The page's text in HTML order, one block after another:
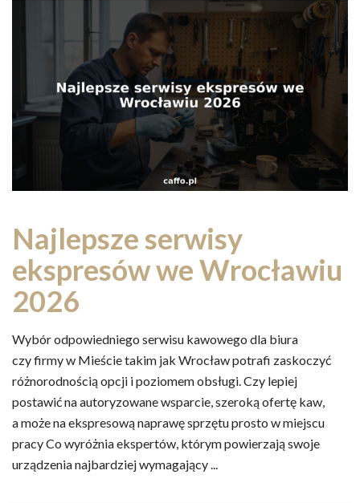
Najlepsze serwisy
ekspresów we Wrocławiu
2026
Wybór odpowiedniego serwisu kawowego dla biura
czy firmy w Mieście takim jak Wrocław potrafi zaskoczyć
różnorodnością opcji i poziomem obsługi. Czy lepiej
postawić na autoryzowane wsparcie, szeroką ofertę kaw,
a może na ekspresową naprawę sprzętu prosto w miejscu
pracy Co wyróżnia ekspertów, którym powierzają swoje
urządzenia najbardziej wymagający ...